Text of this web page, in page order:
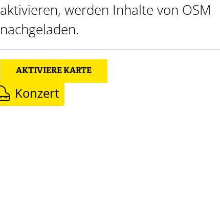
aktivieren, werden Inhalte von OSM
nachgeladen.
AKTIVIERE KARTE
Konzert